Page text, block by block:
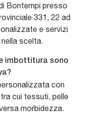
Bontempi presso
331, 22 ad
e servizi
scelta.
imbottitura sono
con
cui tessuti, pelle
morbidezza.